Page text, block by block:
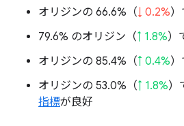
オリジンの 66.6%（↓ 0.2%）
79.6% のオリジン（↑ 1.8%）
オリジンの 85.4%（↑ 0.4%）
オリジンの 53.0%（↑ 1.8%）
指標が良好